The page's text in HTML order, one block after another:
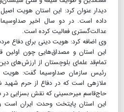
دیدار عنوان کرد: این استان هویت
داده است. در دو سال اخیر
عدالت‌گستری فعالیت کرده است.
وی اضافه کرد: هویت دینی برای دفاع
این استان و مصداق‌هایی چون اولین
تمام‌قد علمای بلوچستان از ارزش‌های
رئیس سازمان صداوسیما گفت:
ملازهی است که در دفاع از حرم
حاج‌قاسم میرحسینی که نقش بسزایی در
این استان پایتخت وحدت ایران است